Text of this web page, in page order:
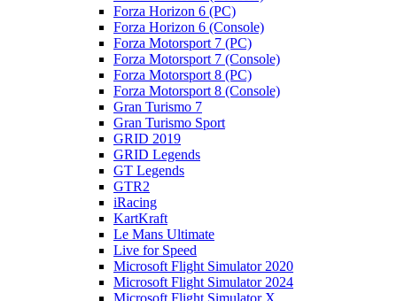
Forza Horizon 6 (PC)
Forza Horizon 6 (Console)
Forza Motorsport 7 (PC)
Forza Motorsport 7 (Console)
Forza Motorsport 8 (PC)
Forza Motorsport 8 (Console)
Gran Turismo 7
Gran Turismo Sport
GRID 2019
GRID Legends
GT Legends
GTR2
iRacing
KartKraft
Le Mans Ultimate
Live for Speed
Microsoft Flight Simulator 2020
Microsoft Flight Simulator 2024
Microsoft Flight Simulator X